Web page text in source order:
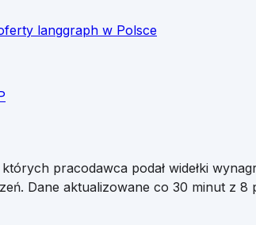
langgraph w Polsce
pracodawca podał widełki
Dane aktualizowane co 30 minut z 8